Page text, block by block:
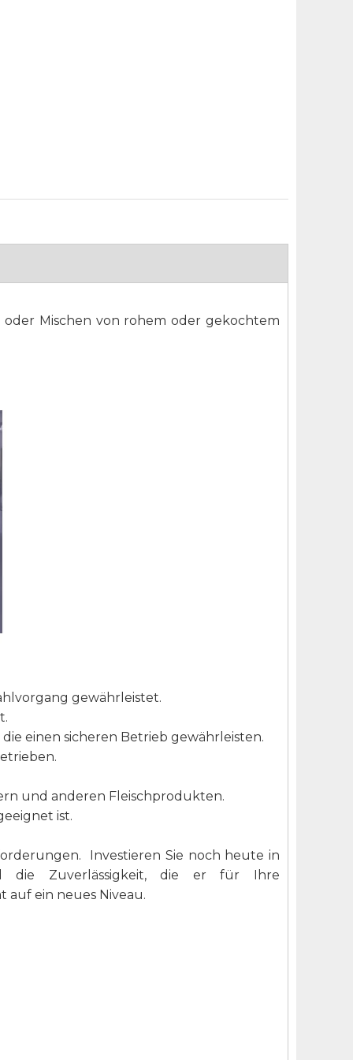
Mischen von rohem oder gekochtem
gewährleistet.
einen sicheren Betrieb gewährleisten.
und anderen Fleischprodukten.
ist.
Investieren Sie noch heute in
die Zuverlässigkeit, die er für Ihre
auf ein neues Niveau.